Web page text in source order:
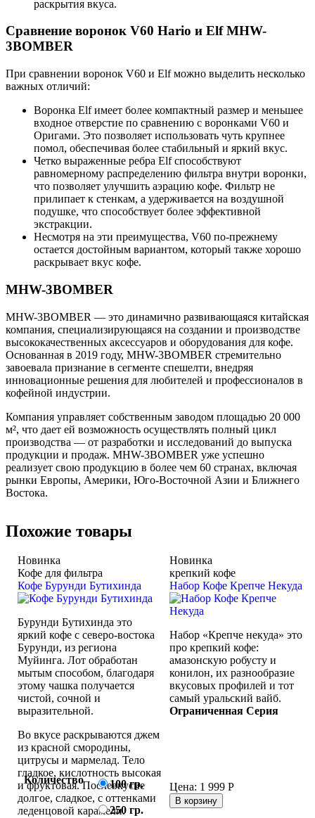
раскрытия вкуса.
Сравнение воронок V60 Hario и Elf MHW-
3BOMBER
При сравнении воронок V60 и Elf можно выделить несколько
важных отличий:
Воронка Elf имеет более компактный размер и меньшее
входное отверстие по сравнению с воронками V60 и
Оригами. Это позволяет использовать чуть крупнее
помол, обеспечивая более стабильный и яркий вкус.
Четко выраженные ребра Elf способствуют
равномерному распределению фильтра внутри воронки,
что позволяет улучшить аэрацию кофе. Фильтр не
прилипает к стенкам, а удерживается на воздушной
подушке, что способствует более эффективной
экстракции.
Несмотря на эти преимущества, V60 по-прежнему
остается достойным вариантом, который также хорошо
раскрывает вкус кофе.
MHW-3BOMBER
MHW-3BOMBER — это динамично развивающаяся китайская
компания, специализирующаяся на создании и производстве
высококачественных аксессуаров и оборудования для кофе.
Основанная в 2019 году, MHW-3BOMBER стремительно
завоевала признание в сегменте спешелти, внедряя
инновационные решения для любителей и профессионалов в
кофейной индустрии.
Компания управляет собственным заводом площадью 20 000
м², что дает ей возможность осуществлять полный цикл
производства — от разработки и исследований до выпуска
продукции и продаж. MHW-3BOMBER уже успешно
реализует свою продукцию в более чем 60 странах, включая
рынки Европы, Америки, Юго-Восточной Азии и Ближнего
Востока.
Похожие товары
Новинка
крепкий кофе
Набор Кофе Крепче Некуда
Набор «Крепче некуда» это
про крепкий кофе:
амазонскую робусту и
конилон, их разнообразие
вкусовых профилей и тот
самый уральский вайб.
Ограниченная Серия
Цена: 1 999 Р
В корзину
Новинка
Кофе для фильтра
Кофе Бурунди Бутихинда
Бурунди Бутихинда это
яркий кофе с северо-востока
Бурунди, из региона
Муйинга. Лот обработан
мытым способом, благодаря
этому чашка получается
чистой, сочной и
выразительной.
Во вкусе раскрываются джем
из красной смородины,
цитрусы и мармелад. Тело
гладкое, кислотность высокая
и фруктовая. Послевкусие
долгое, сладкое, с оттенками
леденцовой карамели.
Количество 100 гр.
250 гр.